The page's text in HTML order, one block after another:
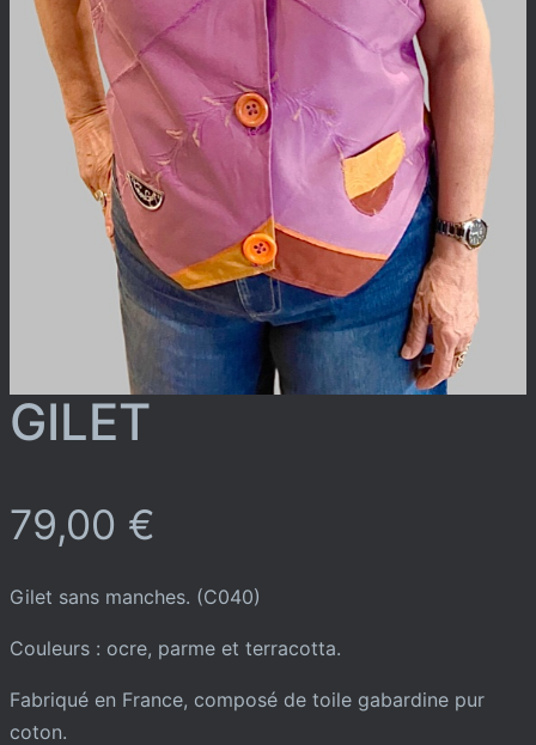
GILET
79,00 €
Gilet sans manches. (C040)
Couleurs : ocre, parme et terracotta.
Fabriqué en France, composé de toile gabardine pur
coton.